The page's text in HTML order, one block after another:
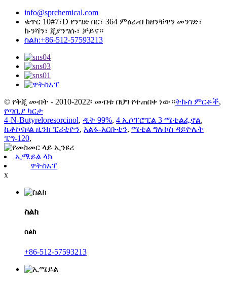
info@sprchemical.com
ቁጥር 10#7፣D የንግድ በር፣ 364 ምዕራብ ከዘንቹዋን መንገድ፣
ኩንሻን፣ ጂያንግሱ፣ ቻይና።
ስልክ:+86-512-57593213
© የቅጂ መብት - 2010-2022፡ መብቱ በህግ የተጠበቀ ነው።ትኩስ ምርቶች,
የጣቢያ ካርታ
4-N-Butyreloresorcinol, ዲት 99%, 4 ኢሶፕሮፒል 3 ሜቲልፌኖል,
ኬቶኮናዞል ዚንክ ፒሪቲዮን, አልፋ-አርቡቲን, ሜቲል ግሉኮስ ዳይዮሌት
ፔግ-120,
ኢሜይል ላክ
ዋትስአፕ
x
ስልክ
ስልክ
+86-512-57593213